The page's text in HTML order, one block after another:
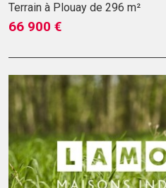
Terrain à Plouay de 296 m²
66 900 €